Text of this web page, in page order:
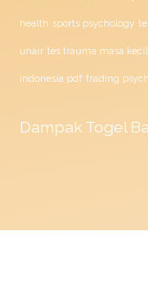
health sports psychology
unair tes trauma masa
indonesia pdf trading
DampakTogel